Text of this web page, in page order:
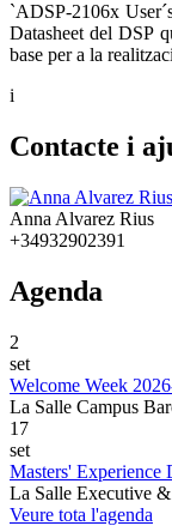
`ADSP-2106x
Datasheet del DSP
base per a la
i
Contacte i
Anna Alvarez Rius
+34932902391
Agenda
2
set
Welcome Week
La Salle Campus
17
set
Masters' Experience
La Salle Executive
Veure tota l'agenda